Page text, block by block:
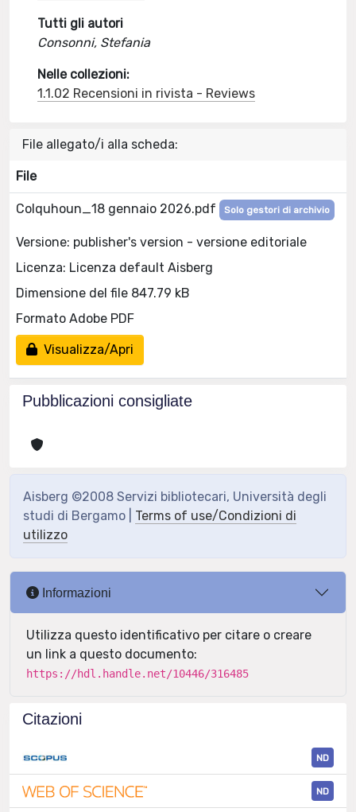
Tutti gli autori
Consonni, Stefania
Nelle collezioni:
1.1.02 Recensioni in rivista - Reviews
File allegato/i alla scheda:
File
Colquhoun_18 gennaio 2026.pdf Solo gestori di archivio
Versione: publisher's version - versione editoriale
Licenza: Licenza default Aisberg
Dimensione del file 847.79 kB
Formato Adobe PDF
Visualizza/Apri
Pubblicazioni consigliate
Aisberg ©2008 Servizi bibliotecari, Università degli
studi di Bergamo | Terms of use/Condizioni di
utilizzo
Informazioni
Utilizza questo identificativo per citare o creare
un link a questo documento:
https://hdl.handle.net/10446/316485
Citazioni
ND
ND